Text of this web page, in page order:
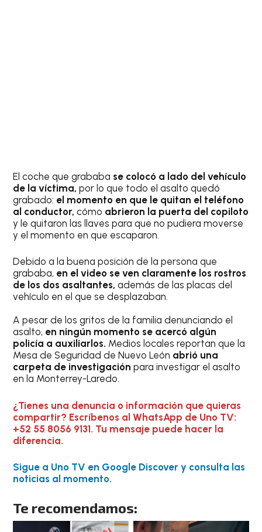
El coche que grababa se colocó a lado del vehículo
de la víctima, por lo que todo el asalto quedó
grabado: el momento en que le quitan el teléfono
al conductor, cómo abrieron la puerta del copiloto
y le quitaron las llaves para que no pudiera moverse
y el momento en que escaparon.
Debido a la buena posición de la persona que
grababa, en el video se ven claramente los rostros
de los dos asaltantes,además de las placas del
vehículo en el que se desplazaban.
A pesar de los gritos de la familia denunciando el
asalto, en ningún momento se acercó algún
policía a auxiliarlos. Medios locales reportan que la
Mesa de Seguridad de Nuevo León abrió una
carpeta de investigación para investigar el asalto
en la Monterrey-Laredo.
¿Tienes una denuncia o información que quieras
compartir? Escríbenos al WhatsApp de Uno TV:
+52 55 8056 9131. Tu mensaje puede hacer la
diferencia.
Sigue a Uno TV en Google Discover y consulta las
noticias al momento.
Te recomendamos: